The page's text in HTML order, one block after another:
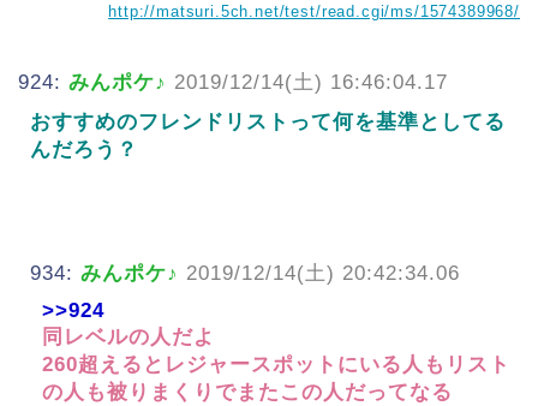
http://matsuri.5ch.net/test/read.cgi/ms/1574389968/
924: みんポケ♪ 2019/12/14(土) 16:46:04.17
おすすめのフレンドリストって何を基準としてる
んだろう？
934: みんポケ♪ 2019/12/14(土) 20:42:34.06
>>924
同レベルの人だよ
260超えるとレジャースポットにいる人もリスト
の人も被りまくりでまたこの人だってなる